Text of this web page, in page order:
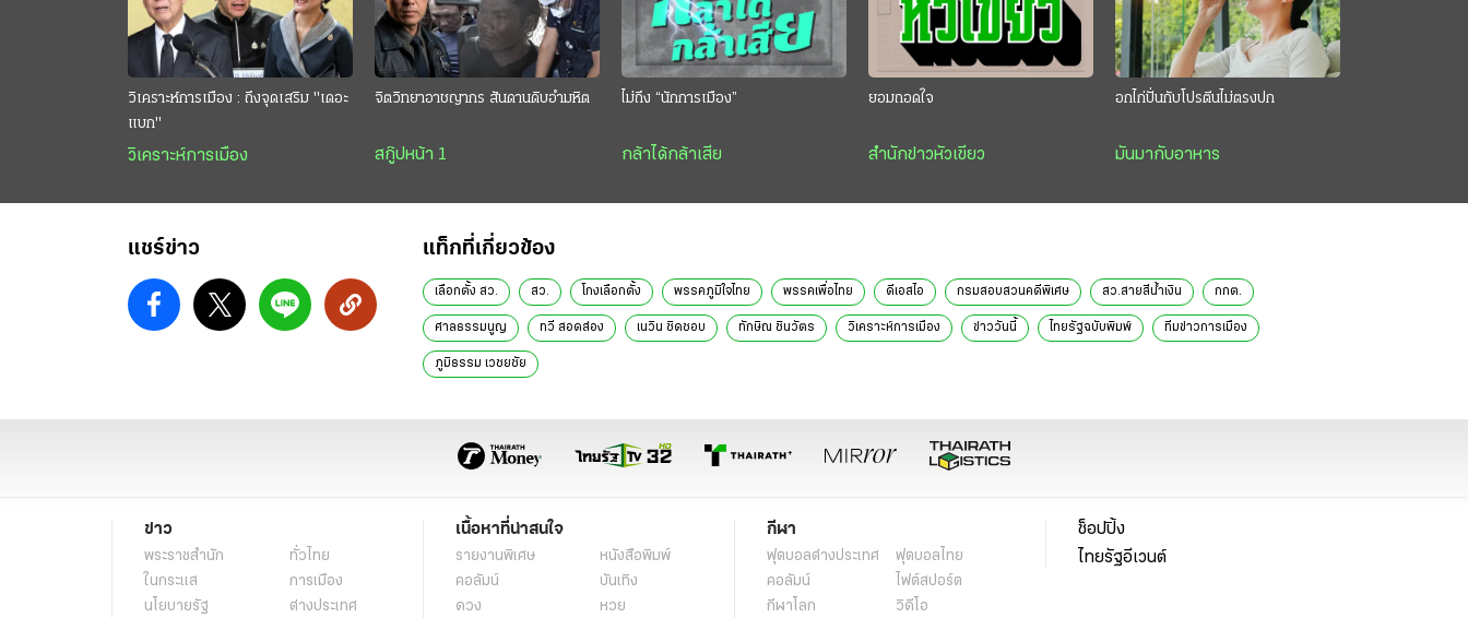
วิเคราะห์การเมือง : ถึงจุดเสริม "เดอะ
แบก"
วิเคราะห์การเมือง
จิตวิทยาอาชญากร สันดานดิบอำมหิต
สกู๊ปหน้า 1
ไม่ถึง “นักการเมือง”
กล้าได้กล้าเสีย
ยอมถอดใจ
สำนักข่าวหัวเขียว
อกไก่ปั่นกับโปรตีนไม่ตรงปก
มันมากับอาหาร
แชร์ข่าว แท็กที่เกี่ยวข้อง
เลือกตั้ง สว. สว. โกงเลือกตั้ง พรรคภูมิใจไทย พรรคเพื่อไทย ดีเอสไอ กรมสอบสวนคดีพิเศษ สว.สายสีน้ำเงิน กกต.
ศาลธรรมนูญ ทวี สอดส่อง เนวิน ชิดชอบ ทักษิณ ชินวัตร วิเคราะห์การเมือง ข่าววันนี้ ไทยรัฐฉบับพิมพ์ ทีมข่าวการเมือง
ภูมิธรรม เวชยชัย
ข่าว
พระราชสำนัก
ทั่วไทย
ในกระแส
การเมือง
นโยบายรัฐ
ต่างประเทศ
เนื้อหาที่น่าสนใจ
รายงานพิเศษ
หนังสือพิมพ์
คอลัมน์
บันเทิง
ดวง
หวย
กีฬา
ฟุตบอลต่่างประเทศ
ฟุตบอลไทย
คอลัมน์
ไฟต์สปอร์ต
กีฬาโลก
วิดีโอ
ช็อปปิ้ง
ไทยรัฐอีเวนต์